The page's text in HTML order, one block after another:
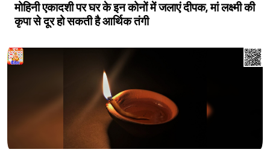
मोहिनी एकादशी पर घर के इन कोनों में जलाएं दीपक, मां लक्ष्मी की
कृपा से दूर हो सकती है आर्थिक तंगी